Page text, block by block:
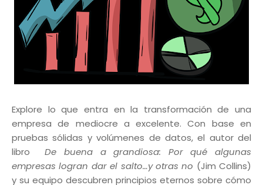
Explore lo que entra en la transformación de una
empresa de mediocre a excelente. Con base en
pruebas sólidas y volúmenes de datos, el autor del
libroDe buena a grandiosa: Por qué algunas
empresas logran dar el salto…y otras no (Jim Collins)
y su equipo descubren principios eternos sobre cómo